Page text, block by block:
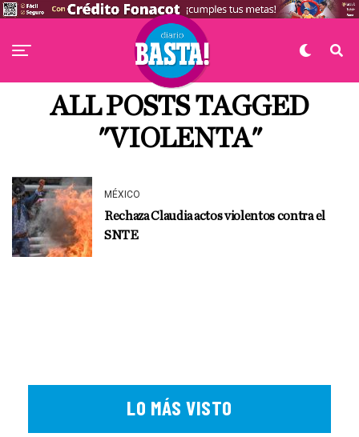
ALL POSTS TAGGED
"VIOLENTA"
MÉXICO
Rechaza Claudia actos violentos contra el
SNTE
LO MÁS VISTO